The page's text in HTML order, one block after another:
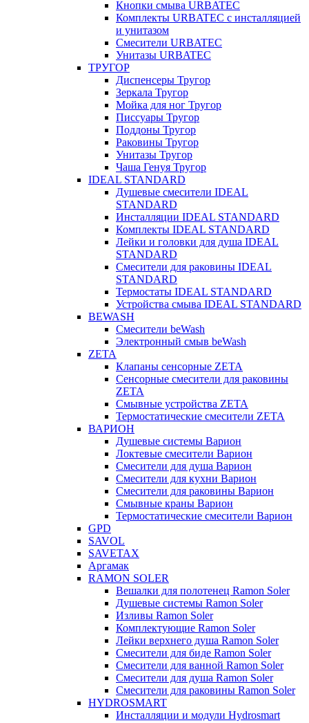
Кнопки смыва URBATEC
Комплекты URBATEC с инсталляцией
и унитазом
Смесители URBATEC
Унитазы URBATEC
ТРУГОР
Диспенсеры Тругор
Зеркала Тругор
Мойка для ног Тругор
Писсуары Тругор
Поддоны Тругор
Раковины Тругор
Унитазы Тругор
Чаша Генуя Тругор
IDEAL STANDARD
Душевые смесители IDEAL
STANDARD
Инсталляции IDEAL STANDARD
Комплекты IDEAL STANDARD
Лейки и головки для душа IDEAL
STANDARD
Смесители для раковины IDEAL
STANDARD
Термостаты IDEAL STANDARD
Устройства смыва IDEAL STANDARD
BEWASH
Смесители beWash
Электронный смыв beWash
ZETA
Клапаны сенсорные ZETA
Сенсорные смесители для раковины
ZETA
Смывные устройства ZETA
Термостатические смесители ZETA
ВАРИОН
Душевые системы Варион
Локтевые смесители Варион
Смесители для душа Варион
Смесители для кухни Варион
Смесители для раковины Варион
Смывные краны Варион
Термостатические смесители Варион
GPD
SAVOL
SAVETAX
Аргамак
RAMON SOLER
Вешалки для полотенец Ramon Soler
Душевые системы Ramon Soler
Изливы Ramon Soler
Комплектующие Ramon Soler
Лейки верхнего душа Ramon Soler
Смесители для биде Ramon Soler
Смесители для ванной Ramon Soler
Смесители для душа Ramon Soler
Смесители для раковины Ramon Soler
HYDROSMART
Инсталляции и модули Hydrosmart